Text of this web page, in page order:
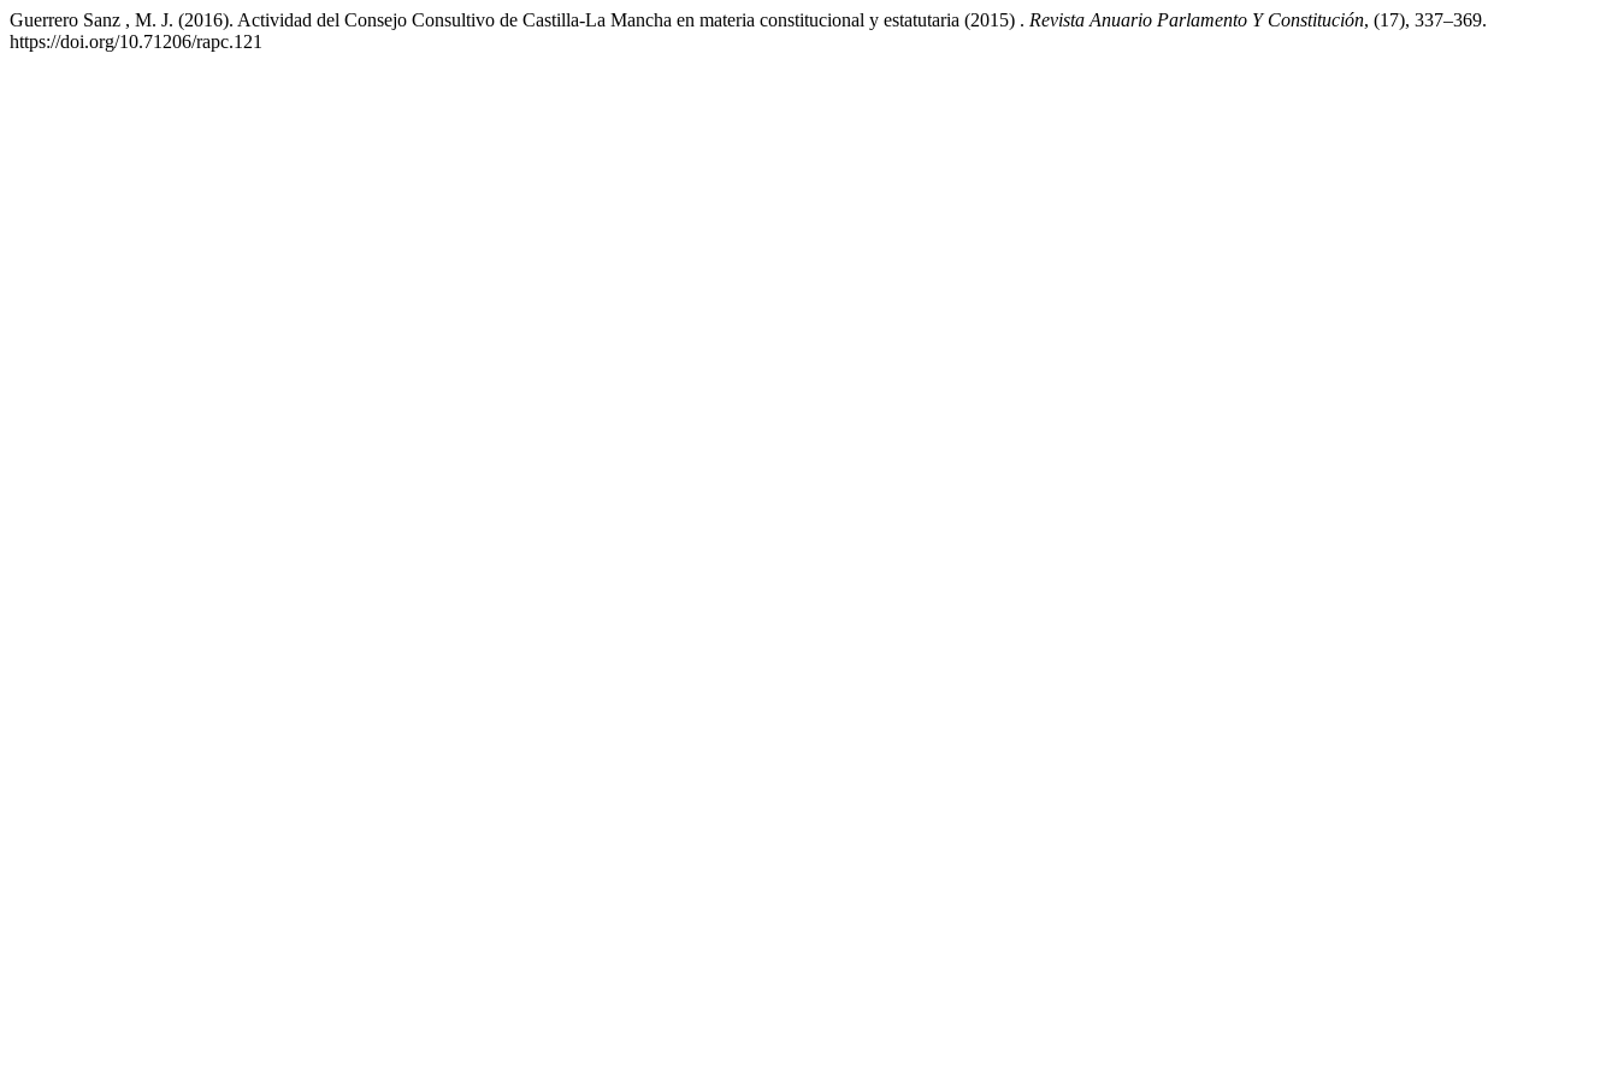
Guerrero Sanz , M. J. (2016). Actividad del Consejo Consultivo de Castilla-La Mancha en materia constitucional y estatutaria (2015) . Revista Anuario Parlamento Y Constitución, (17), 337–369.
https://doi.org/10.71206/rapc.121